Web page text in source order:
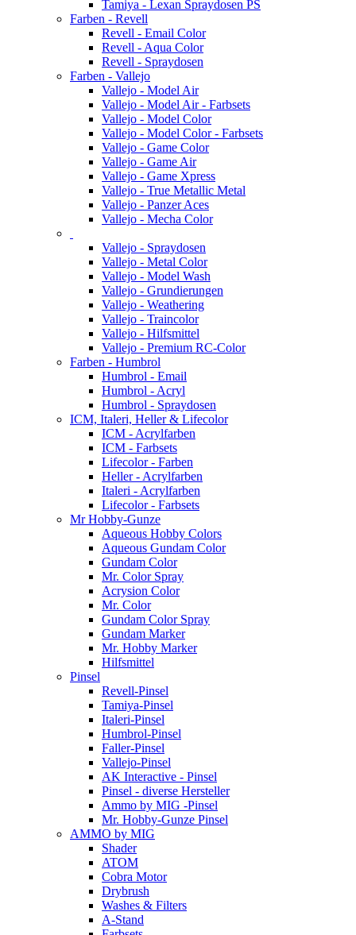
Tamiya - Lexan Spraydosen PS
Farben - Revell
Revell - Email Color
Revell - Aqua Color
Revell - Spraydosen
Farben - Vallejo
Vallejo - Model Air
Vallejo - Model Air - Farbsets
Vallejo - Model Color
Vallejo - Model Color - Farbsets
Vallejo - Game Color
Vallejo - Game Air
Vallejo - Game Xpress
Vallejo - True Metallic Metal
Vallejo - Panzer Aces
Vallejo - Mecha Color
Vallejo - Spraydosen
Vallejo - Metal Color
Vallejo - Model Wash
Vallejo - Grundierungen
Vallejo - Weathering
Vallejo - Traincolor
Vallejo - Hilfsmittel
Vallejo - Premium RC-Color
Farben - Humbrol
Humbrol - Email
Humbrol - Acryl
Humbrol - Spraydosen
ICM, Italeri, Heller & Lifecolor
ICM - Acrylfarben
ICM - Farbsets
Lifecolor - Farben
Heller - Acrylfarben
Italeri - Acrylfarben
Lifecolor - Farbsets
Mr Hobby-Gunze
Aqueous Hobby Colors
Aqueous Gundam Color
Gundam Color
Mr. Color Spray
Acrysion Color
Mr. Color
Gundam Color Spray
Gundam Marker
Mr. Hobby Marker
Hilfsmittel
Pinsel
Revell-Pinsel
Tamiya-Pinsel
Italeri-Pinsel
Humbrol-Pinsel
Faller-Pinsel
Vallejo-Pinsel
AK Interactive - Pinsel
Pinsel - diverse Hersteller
Ammo by MIG -Pinsel
Mr. Hobby-Gunze Pinsel
AMMO by MIG
Shader
ATOM
Cobra Motor
Drybrush
Washes & Filters
A-Stand